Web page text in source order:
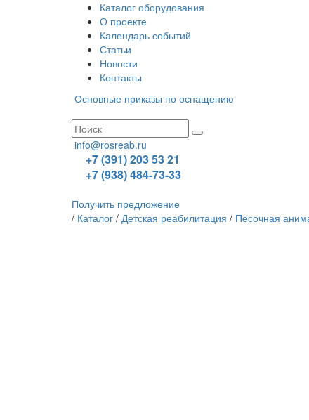
Каталог оборудования
О проекте
Календарь событий
Статьи
Новости
Контакты
Основные приказы по оснащению
info@rosreab.ru
+7 (391) 203 53 21
+7 (938) 484-73-33
Получить предложение
/ Каталог / Детская реабилитация / Песочная